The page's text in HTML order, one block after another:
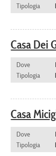
Tipologia
Casa Dei
Dove
Tipologia
Casa
Dove
Tipologia